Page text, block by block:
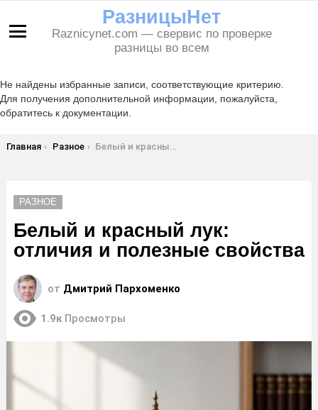
РазницыНет
Raznicynet.com — свервис по проверке
разницы во всем
Не найдены избранные записи, соответствующие критерию.
Для получения дополнительной информации, пожалуйста,
обратитесь к документации.
Вы здесь:
Главная Разное Белый и красный лук: отличия и полезные свойства
РАЗНОЕ
Белый и красный лук:
отличия и полезные свойства
от Дмитрий Пархоменко
1.9к Просмотры